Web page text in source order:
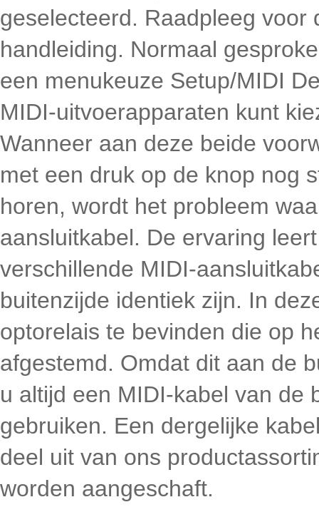
geselecteerd. Raadpleeg
handleiding. Normaal
een menukeuze Setup/MIDI
MIDI-uitvoerapparaten kunt
Wanneer aan deze beide
met een druk op de knop nog
horen, wordt het probleem
aansluitkabel. De ervaring
verschillende MIDI-
buitenzijde identiek zijn. In
optorelais te bevinden die op
afgestemd. Omdat dit aan de
u altijd een MIDI-kabel van de
gebruiken. Een dergelijke
deel uit van ons
worden aangeschaft.